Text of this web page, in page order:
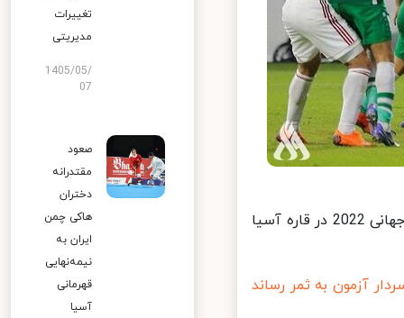
ایسنا: تیم ملی فوتبال ایران در یکی از حساس ترین بازی های انتخابی جام جهانی 2022 در قاره آسیا
آزمون به ثمر رساند
تغییرات
مدیریتی
1405/05/
07
صعود
مقتدرانه
دختران
هاکی چمن
ایران به
نیمه‌نهایی
قهرمانی
آسیا